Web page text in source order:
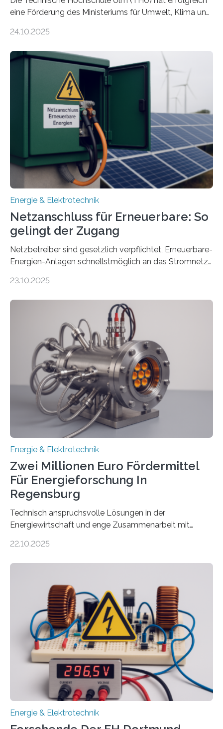
eine Förderung des Ministeriums für Umwelt, Klima und
Forschungsprojekt „LAGER – Langzeitspeicherung in
Quartieren“ eingeworben. Ziel des Projekts ist die
Entwicklung, Erprobung und Demonstration von
Konzepten zur langfristigen Energiespeicherung in
sektorübergreifend vernetzten Energiesystemen. Das
Projekt startete am 15. Oktober 2025, hat eine Laufzeit
von drei Jahren und ein Gesamtvolumen von rund 2,9
Millionen Euro, wovon 2,6 Millionen Euro durch das
Ministerium für Umwelt, Klima und…
24.10.2025
Energie & Elektrotechnik
Netzanschluss für Erneuerbare: So
gelingt der Zugang
Netzbetreiber sind gesetzlich verpflichtet, Erneuerbare-
Energien-Anlagen schnellstmöglich an das Stromnetz
ermöglichen. Doch der dafür nötige Netzausbau hinkt
einem „Anschlussstau“. Die Stiftung
Umweltenergierecht hat den Rechtsrahmen in einem
neuen Bericht für die Praxis eingeordnet – inklusive der
Rolle von flexiblen Netzanschlussvereinbarungen. Der
Netzanschluss von Erneuerbare-Energien-Anlagen
(EE-Anlagen) ist entscheidend für die Energiewende.
Denn ohne Anschluss an das Netz kann kein Strom
eingespeist werden. Nach dem Erneuerbare-Energien-
Gesetz (EEG) sind Netzbetreiber…
23.10.2025
Energie & Elektrotechnik
Zwei Millionen Euro Fördermittel
Für Energieforschung In
Regensburg
Technisch anspruchsvolle Lösungen in der
Energiewirtschaft und enge Zusammenarbeit mit
neuen EU-geförderten Transfer-Projekte zu
Energietechnologien werden vom Europäischen
Sozialfonds Plus (ESF+) gefördert – mit einer
Gesamtsumme von mehr als zwei Millionen Euro.
Damit zählt die Hochschule zu den großen
Gewinnerinnen der aktuellen Förderrunde des
Bayerischen Wissenschaftsministeriums. Im
Mittelpunkt steht der direkte Wissenstransfer: Neue
wissenschaftliche Erkenntnisse sollen rasch in die
22.10.2025
Energie & Elektrotechnik